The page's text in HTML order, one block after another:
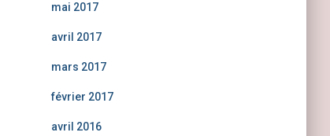
mai 2017
avril 2017
mars 2017
février 2017
avril 2016